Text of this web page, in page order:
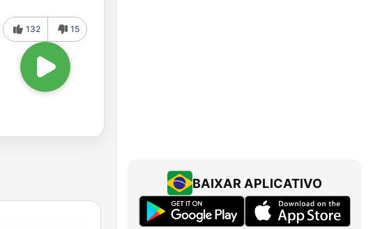
132 15
BAIXAR APLICATIVO